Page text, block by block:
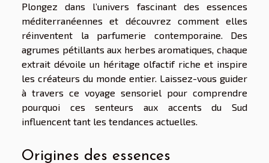
Plongez dans l’univers fascinant des essences
méditerranéennes et découvrez comment elles
réinventent la parfumerie contemporaine. Des
agrumes pétillants aux herbes aromatiques, chaque
extrait dévoile un héritage olfactif riche et inspire
les créateurs du monde entier. Laissez-vous guider
à travers ce voyage sensoriel pour comprendre
pourquoi ces senteurs aux accents du Sud
influencent tant les tendances actuelles.
Origines des essences